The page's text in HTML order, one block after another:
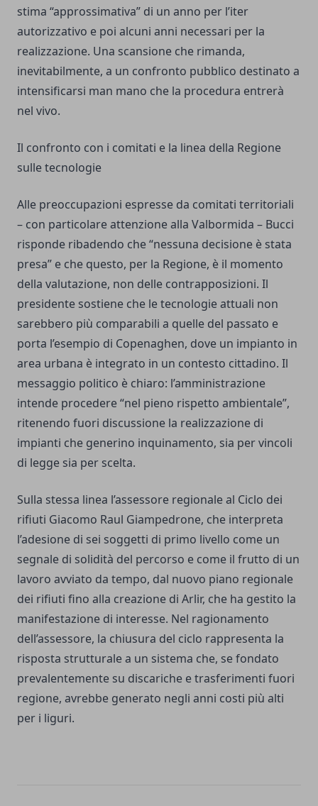
stima “approssimativa” di un anno per l’iter
autorizzativo e poi alcuni anni necessari per la
realizzazione. Una scansione che rimanda,
inevitabilmente, a un confronto pubblico destinato a
intensificarsi man mano che la procedura entrerà
nel vivo.
Il confronto con i comitati e la linea della Regione
sulle tecnologie
Alle preoccupazioni espresse da comitati territoriali
– con particolare attenzione alla Valbormida – Bucci
risponde ribadendo che “nessuna decisione è stata
presa” e che questo, per la Regione, è il momento
della valutazione, non delle contrapposizioni. Il
presidente sostiene che le tecnologie attuali non
sarebbero più comparabili a quelle del passato e
porta l’esempio di Copenaghen, dove un impianto in
area urbana è integrato in un contesto cittadino. Il
messaggio politico è chiaro: l’amministrazione
intende procedere “nel pieno rispetto ambientale”,
ritenendo fuori discussione la realizzazione di
impianti che generino inquinamento, sia per vincoli
di legge sia per scelta.
Sulla stessa linea l’assessore regionale al Ciclo dei
rifiuti Giacomo Raul Giampedrone, che interpreta
l’adesione di sei soggetti di primo livello come un
segnale di solidità del percorso e come il frutto di un
lavoro avviato da tempo, dal nuovo piano regionale
dei rifiuti fino alla creazione di Arlir, che ha gestito la
manifestazione di interesse. Nel ragionamento
dell’assessore, la chiusura del ciclo rappresenta la
risposta strutturale a un sistema che, se fondato
prevalentemente su discariche e trasferimenti fuori
regione, avrebbe generato negli anni costi più alti
per i liguri.